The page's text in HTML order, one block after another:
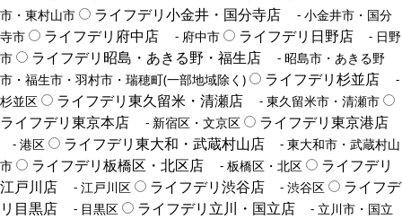
市・東村山市
ライフデリ小金井・国分寺店
- 小金井市・国分
寺市
ライフデリ府中店 - 府中市 ライフデリ日野店
- 日野
市
ライフデリ昭島・あきる野・福生店
- 昭島市・あきる野
市・福生市・羽村市・瑞穂町(一部地域除く)
ライフデリ杉並店
-
杉並区
ライフデリ東久留米・清瀬店 - 東久留米市・清瀬市
ライフデリ東京本店 - 新宿区・文京区 ライフデリ東京港店
- 港区 ライフデリ東大和・武蔵村山店
- 東大和市・武蔵村山
市
ライフデリ板橋区・北区店 - 板橋区・北区
ライフデリ
江戸川店
- 江戸川区 ライフデリ渋谷店 - 渋谷区
ライフデ
リ目黒店
- 目黒区 ライフデリ立川・国立店
- 立川市・国立